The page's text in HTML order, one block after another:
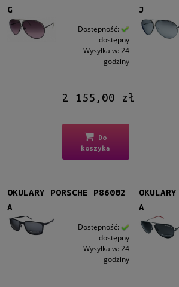
Lustro
Tak (10)
Możliwość montażu soczewek z korekcją
Polaryzacja
Tak(13)
G
Dostępność:
dostępny
Wysyłka w: 24
godziny
2 155,00 zł
Do
koszyka
J
OKULARY PORSCHE P86002
A
Dostępność:
dostępny
Wysyłka w: 24
godziny
A